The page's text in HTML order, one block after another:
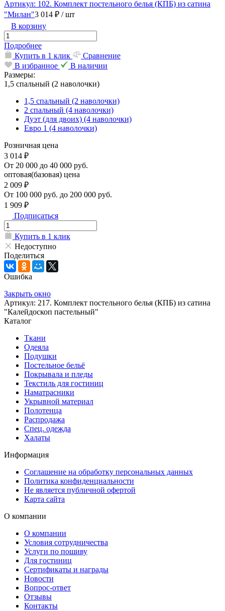
Артикул: 102. Комплект постельного белья (КПБ) из сатина
"Милан"3 014 ₽ / шт
В корзину
Подробнее
Купить в 1 клик
Сравнение
В избранное
В наличии
Размеры:
1,5 спальный (2 наволочки)
1,5 спальный (2 наволочки)
2 спальный (4 наволочки)
Дуэт (для двоих) (4 наволочки)
Евро 1 (4 наволочки)
Розничная цена
3 014 ₽
От 20 000 до 40 000 руб.
оптовая(базовая) цена
2 009 ₽
От 100 000 руб. до 200 000 руб.
1 909 ₽
Подписаться
Купить в 1 клик
Недоступно
Поделиться
Ошибка
Закрыть окно
Артикул: 217. Комплект постельного белья (КПБ) из сатина
"Калейдоскоп пастельный"
Каталог
Ткани
Одеяла
Подушки
Постельное бельё
Покрывала и пледы
Текстиль для гостиниц
Наматрасники
Укрывной материал
Полотенца
Распродажа
Спец. одежда
Халаты
Информация
Соглашение на обработку персональных данных
Политика конфиденциальности
Не является публичной офертой
Карта сайта
О компании
О компании
Условия сотрудничества
Услуги по пошиву
Для гостиниц
Сертификаты и награды
Новости
Вопрос-ответ
Отзывы
Контакты